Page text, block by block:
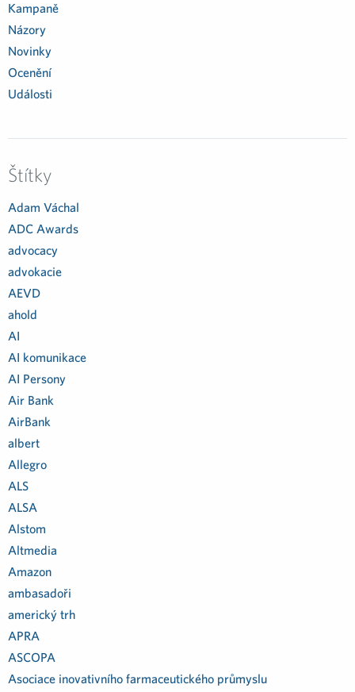
Kampaně
Názory
Novinky
Ocenění
Události
Štítky
Adam Váchal
ADC Awards
advocacy
advokacie
AEVD
ahold
AI
AI komunikace
AI Persony
Air Bank
AirBank
albert
Allegro
ALS
ALSA
Alstom
Altmedia
Amazon
ambasadoři
americký trh
APRA
ASCOPA
Asociace inovativního farmaceutického průmyslu